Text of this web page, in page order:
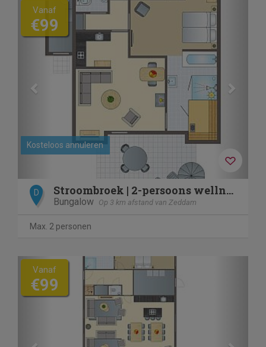
Previous
Kosteloos annuleren
Vanaf
€99
D Stroombroek | 2-persoons wellnessbungalow | 2ELW
Bungalow Op 3 km afstand van Zeddam
Max. 2 personen
Previous
Vanaf
€99